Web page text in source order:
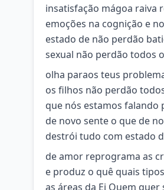
insatisfação mágoa raiva
emoções na cognição e
estado de não perdão
sexual não perdão todos
olha paraos teus
os filhos não perdão
que nós estamos falando
de novo sente o que de
destrói tudo com estado
de amor reprograma as
e produz o quê quais
as áreas da Ei Quem